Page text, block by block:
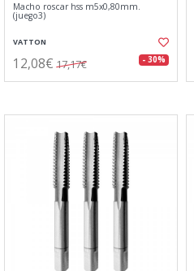
Macho roscar hss m5x0,80mm.
(juego3)
VATTON
12,08€ 17,17€ - 30%